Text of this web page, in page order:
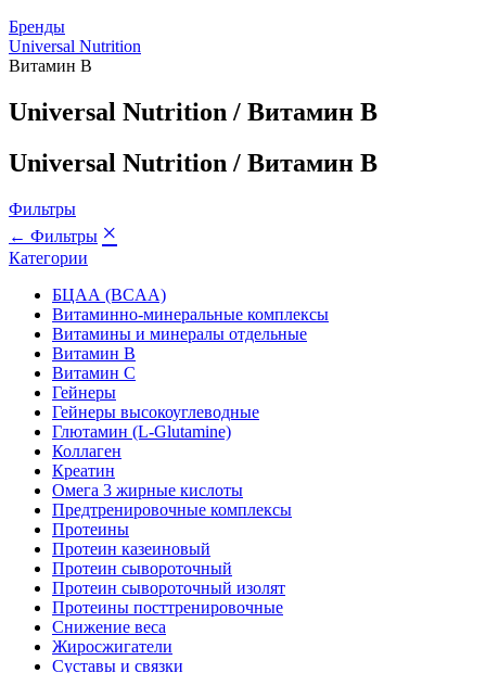
Бренды
Universal Nutrition
Витамин B
Universal Nutrition / Витамин B
Universal Nutrition / Витамин B
Фильтры
← Фильтры ×
Категории
БЦАА (BCAA)
Витаминно-минеральные комплексы
Витамины и минералы отдельные
Витамин B
Витамин C
Гейнеры
Гейнеры высокоуглеводные
Глютамин (L-Glutamine)
Коллаген
Креатин
Омега 3 жирные кислоты
Предтренировочные комплексы
Протеины
Протеин казеиновый
Протеин сывороточный
Протеин сывороточный изолят
Протеины посттренировочные
Снижение веса
Жиросжигатели
Суставы и связки